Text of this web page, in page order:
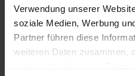
Verwendung unserer
soziale Medien, Werbung
Partner führen diese
weiteren Daten zusammen,
lose Ware
Die aktuelle
können Sie jederzeit auf